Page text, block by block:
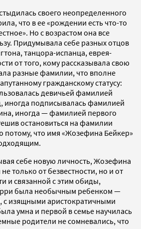
своего неопределенного
что в ее «рождении есть что-то
Но с возрастом она все
Придумывала себе разных отцов
танцора-испанца, еврея-
от того, кому рассказывала свою
разные фамилии, что вполне
гражданскому статусу:
девичьей фамилией
иногда подписывалась фамилией
иногда — фамилией первого
остановиться на фамилии
потому, что имя «Жозефина Бейкер»
себе новую личность, Жозефина
только от безвестности, но и от
и связанной с этим обиды,
была необычным ребенком —
с изящными аристократичными
умна и первой в семье научилась
родители не сомневались, что